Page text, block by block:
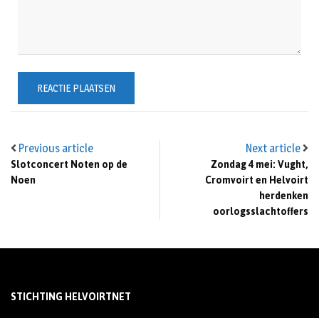
Previous article
Slotconcert Noten op de
Noen
Next article
Zondag 4 mei: Vught,
Cromvoirt en Helvoirt
herdenken
oorlogsslachtoffers
STICHTING HELVOIRTNET